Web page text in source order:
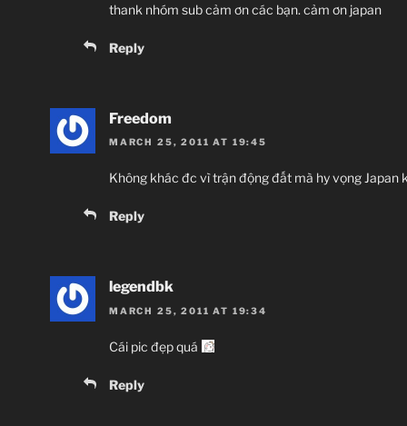
thank nhóm sub cảm ơn các bạn. cảm ơn japan
Reply
Freedom
MARCH 25, 2011 AT 19:45
Không khác đc vì trận động đất mà hy vọng Japan
Reply
legendbk
MARCH 25, 2011 AT 19:34
Cái pic đẹp quá
Reply